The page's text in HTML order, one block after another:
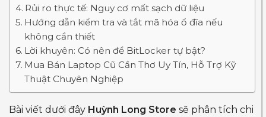
Rủi ro thực tế: Nguy cơ mất sạch dữ liệu
Hướng dẫn kiểm tra và tắt mã hóa ổ đĩa nếu
không cần thiết
Lời khuyên: Có nên để BitLocker tự bật?
Mua Bán Laptop Cũ Cần Thơ Uy Tín, Hỗ Trợ Kỹ
Thuật Chuyên Nghiệp
Bài viết dưới đây Huỳnh Long Store sẽ phân tích chi